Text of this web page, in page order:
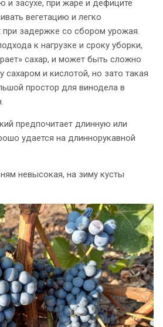
и засухе, при жаре и дефиците
вегетацию и легко
при задержке со сбором урожая.​
к нагрузке и сроку уборки,
сахар, и может быть сложно
и кислотой, но зато такая
простор для винодела в
предпочитает длинную или
удается на длиннорукавной
невысокая, на зиму кусты